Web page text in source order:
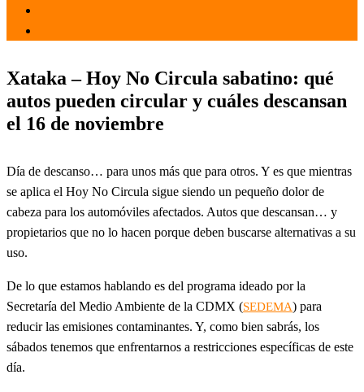
Xataka – Hoy No Circula sabatino: qué
autos pueden circular y cuáles descansan
el 16 de noviembre
Día de descanso… para unos más que para otros. Y es que mientras
se aplica el Hoy No Circula sigue siendo un pequeño dolor de
cabeza para los automóviles afectados. Autos que descansan… y
propietarios que no lo hacen porque deben buscarse alternativas a su
uso.
De lo que estamos hablando es del programa ideado por la
Secretaría del Medio Ambiente de la CDMX (SEDEMA) para
reducir las emisiones contaminantes. Y, como bien sabrás, los
sábados tenemos que enfrentarnos a restricciones específicas de este
día.